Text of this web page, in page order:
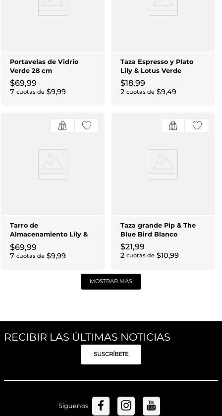
Portavelas de Vidrio
Verde 28 cm
$69,99
7 cuotas de $9,99
Taza Espresso y Plato
Lily & Lotus Verde
$18,99
2 cuotas de $9,49
Tarro de
Almacenamiento Lily &
Lotus Verde
$69,99
7 cuotas de $9,99
Taza grande Pip & The
Blue Bird Blanco
$21,99
2 cuotas de $10,99
MOSTRAR MÁS
RECIBIR LAS ÚLTIMAS NOTICIAS
SUSCRÍBETE
Síguenos